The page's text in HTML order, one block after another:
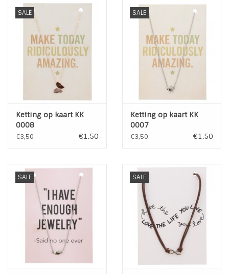
SALE
Ketting op kaart KK
0008
€3,50 €1,50
SALE
Ketting op kaart KK
0007
€3,50 €1,50
SALE SALE